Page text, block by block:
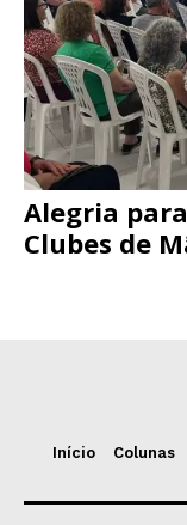
Alegria
Clubes de
Início Colunas